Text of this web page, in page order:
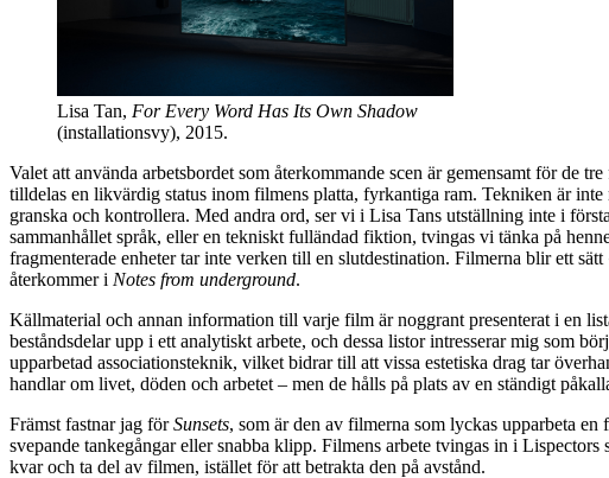
Lisa Tan, For Every Word Has Its Own Shadow
(installationsvy), 2015.
Valet att använda arbetsbordet som återkommande scen är gemensamt för
tilldelas en likvärdig status inom filmens platta, fyrkantiga ram. Tekniken är
granska och kontrollera. Med andra ord, ser vi i Lisa Tans utställning inte i
sammanhållet språk, eller en tekniskt fulländad fiktion, tvingas vi tänka på
fragmenterade enheter tar inte verken till en slutdestination. Filmerna blir ett
återkommer i Notes from underground.
Källmaterial och annan information till varje film är noggrant presenterat i en
beståndsdelar upp i ett analytiskt arbete, och dessa listor intresserar mig som
upparbetad associationsteknik, vilket bidrar till att vissa estetiska drag tar
handlar om livet, döden och arbetet – men de hålls på plats av en ständigt
Främst fastnar jag förSunsets, som är den av filmerna som lyckas upparbeta
svepande tankegångar eller snabba klipp. Filmens arbete tvingas in i
kvar och ta del av filmen, istället för att betrakta den på avstånd.